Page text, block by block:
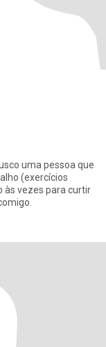
uma pessoa que
(exercícios
às vezes para curtir